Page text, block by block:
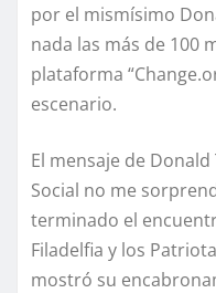
por el mismísimo
nada las más de 100
plataforma
escenario.
El mensaje de
Social no me
terminado el
Filadelfia y los
mostró su